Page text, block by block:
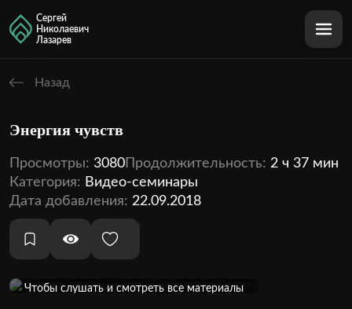
Сергей
Николаевич
Лазарев
Назад
Энергия чувств
Просмотры: 3080 Продолжительность: 2 ч 37 мин
Категория: Видео-семинары
Дата добавления: 22.09.2018
Оформить подписку
Чтобы слушать и смотреть все материалы